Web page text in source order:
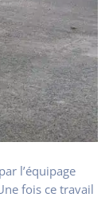
l’équipage
fois ce travail